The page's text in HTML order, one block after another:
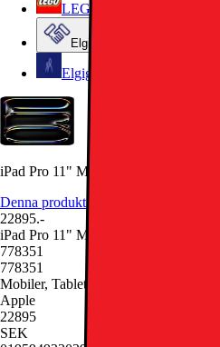
LEGO
Elgiganten Företag
Elgiganten Kundklubb
iPad Pro 11" M4 1TB WiFi + 5G
Denna produkt har blivit bedömd som
22895.-
iPad Pro 11" M4 1TB WiFi + 5G
778351
778351
Mobiler, Tablets & Smartklockor,
Apple
22895
SEK